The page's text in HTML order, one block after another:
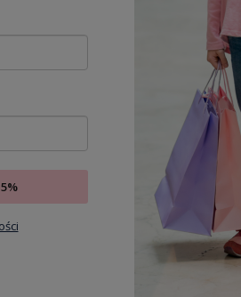
przed ewentualnym zabrudzeniem.
obawiać się o zabrudzenie ubrań,
i zdejmowanie dzięki
Świetnie sprawdzi się jako
Dutch takich jak kredki i kolorowanki.
prowadzona przez małżeństwo, które
W ofercie marki znajdują się
z certyfikatem Oeko-tex, takie jak
pokoików dziecięcych oraz zabawki
wytwarzane z drewna. Produkty Little